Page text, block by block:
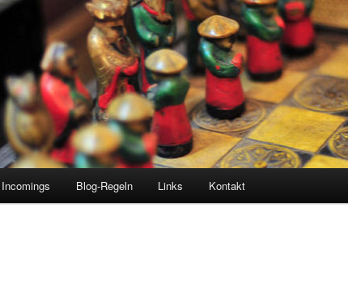
Incomings Blog-Regeln Links Kontakt